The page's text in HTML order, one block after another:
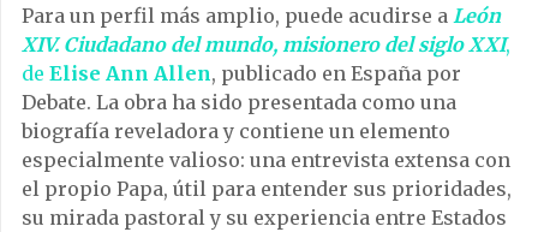
Para un perfil más amplio, puede acudirse a León
XIV. Ciudadano del mundo, misionero del siglo XXI,
de Elise Ann Allen, publicado en España por
Debate. La obra ha sido presentada como una
biografía reveladora y contiene un elemento
especialmente valioso: una entrevista extensa con
el propio Papa, útil para entender sus prioridades,
su mirada pastoral y su experiencia entre Estados